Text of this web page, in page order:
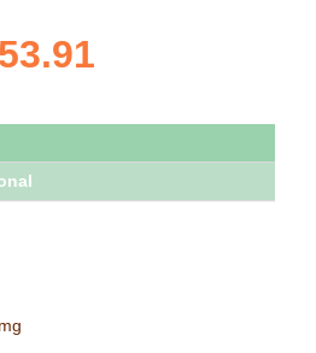
53.91
es:
S/53.91.